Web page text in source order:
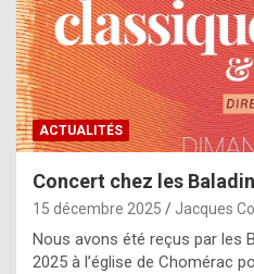
ACTUALITÉS
Concert chez les
15 décembre 2025 Jacques
Nous avons été reçus par les
2025 à l’église de Chomérac